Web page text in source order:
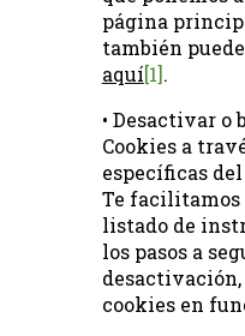
página
también
aquí[1].
• Desactivar o
Cookies a
específicas
Te
listado de
los pasos a
cookies en